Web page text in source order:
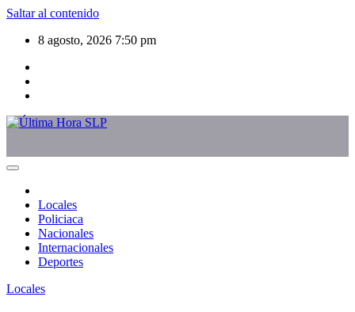
Saltar al contenido
8 agosto, 2026 7:50 pm
Locales
Policiaca
Nacionales
Internacionales
Deportes
Locales